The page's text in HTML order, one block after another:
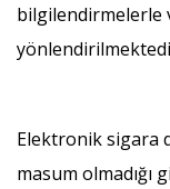
bilgilendirmelerle
Elektronik sigara
masum olmadığı